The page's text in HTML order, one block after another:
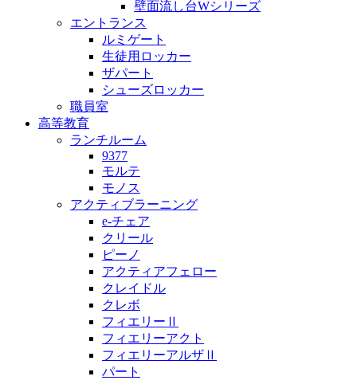
壁面流し台Wシリーズ
エントランス
ルミゲート
生徒用ロッカー
ザパート
シューズロッカー
職員室
高等教育
ランチルーム
9377
モルテ
モノス
アクティブラーニング
e-チェア
クリール
ピーノ
アクティアフェロー
クレイドル
クレボ
フィエリーⅡ
フィエリーアクト
フィエリーアルザⅡ
パート